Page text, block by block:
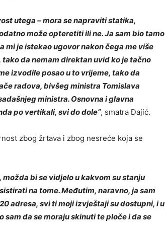
utega – mora se napraviti statika,
može opteretiti ili ne. Ja sam bio tamo
mi je istekao ugovor nakon čega me više
da nemam direktan uvid ko je tačno
izvodile posao u to vrijeme, tako da
radova, bivšeg ministra Tomislava
ministra. Osnovna i glavna
po vertikali, svi do dole”, smatra Đajić.
zbog žrtava i zbog nesreće koja se
bi se vidjelo u kakvom su stanju
na tome. Međutim, naravno, ja sam
adresa, svi ti moji izvještaji su dostupni, i u
da se moraju skinuti te ploče i da se